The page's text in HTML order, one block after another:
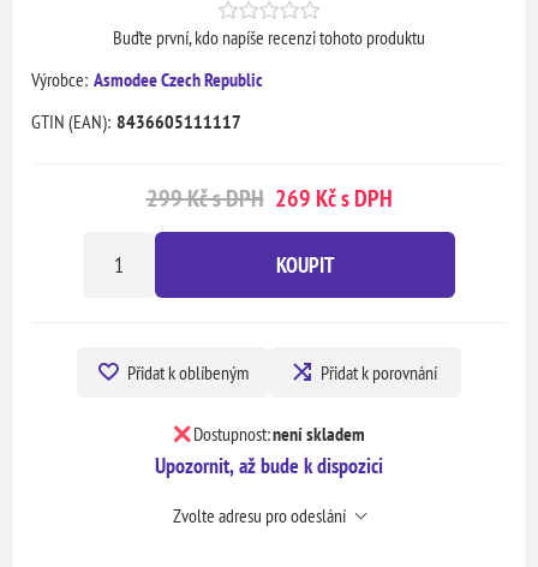
Buďte první, kdo napíše recenzi tohoto produktu
Výrobce: Asmodee Czech Republic
GTIN (EAN): 8436605111117
299 Kč s DPH 269 Kč s DPH
KOUPIT
Přidat k oblíbeným Přidat k porovnání
Dostupnost:není skladem
Upozornit, až bude k dispozici
Zvolte adresu pro odeslání